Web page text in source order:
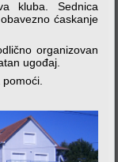
kluba. Sednica
ćaskanje
organizovan
ugođaj.